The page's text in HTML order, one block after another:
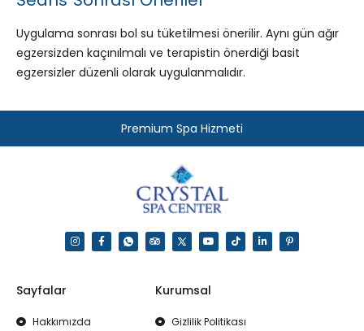
Uygulama sonrası bol su tüketilmesi önerilir. Aynı gün ağır
egzersizden kaçınılmalı ve terapistin önerdiği basit
egzersizler düzenli olarak uygulanmalıdır.
Premium Spa Hizmeti
Sayfalar
Hakkımızda
Kurumsal
Gizlilik Politikası